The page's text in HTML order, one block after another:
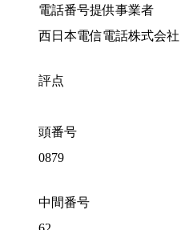
電話番号提供事業者
西日本電信電話株式会社
評点
頭番号
0879
中間番号